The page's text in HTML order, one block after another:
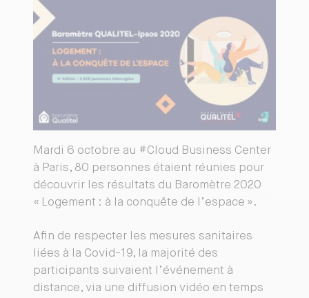
Mardi 6 octobre au #Cloud Business Center
à Paris, 80 personnes étaient réunies pour
découvrir les résultats du Baromètre 2020
« Logement : à la conquête de l’espace ».
Afin de respecter les mesures sanitaires
liées à la Covid-19, la majorité des
participants suivaient l’événement à
distance, via une diffusion vidéo en temps